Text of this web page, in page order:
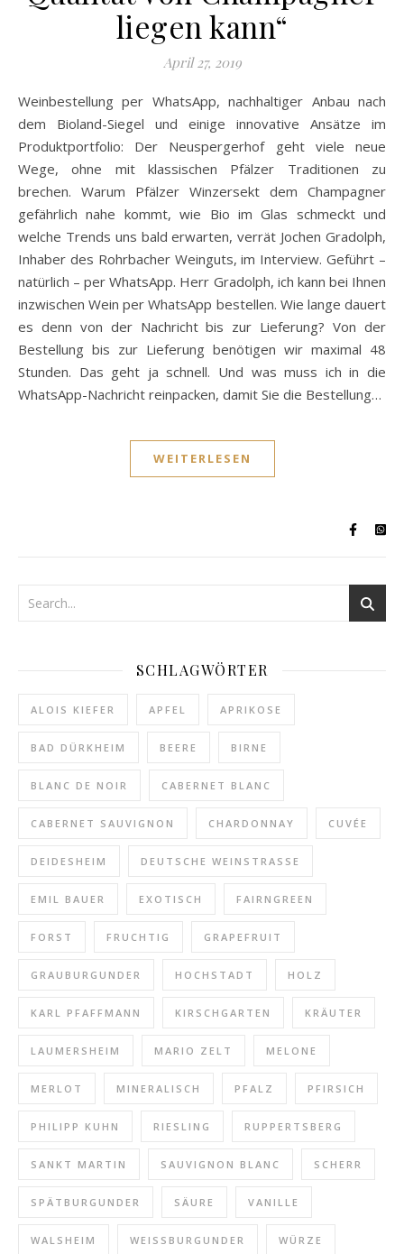
liegen kann“
April 27, 2019
Weinbestellung per WhatsApp, nachhaltiger Anbau nach
dem Bioland-Siegel und einige innovative Ansätze im
Produktportfolio: Der Neuspergerhof geht viele neue
Wege, ohne mit klassischen Pfälzer Traditionen zu
brechen. Warum Pfälzer Winzersekt dem Champagner
gefährlich nahe kommt, wie Bio im Glas schmeckt und
welche Trends uns bald erwarten, verrät Jochen Gradolph,
Inhaber des Rohrbacher Weinguts, im Interview. Geführt –
natürlich – per WhatsApp. Herr Gradolph, ich kann bei Ihnen
inzwischen Wein per WhatsApp bestellen. Wie lange dauert
es denn von der Nachricht bis zur Lieferung? Von der
Bestellung bis zur Lieferung benötigen wir maximal 48
Stunden. Das geht ja schnell. Und was muss ich in die
WhatsApp-Nachricht reinpacken, damit Sie die Bestellung…
WEITERLESEN
SCHLAGWÖRTER
ALOIS KIEFER APFEL APRIKOSE
BAD DÜRKHEIM BEERE BIRNE
BLANC DE NOIR CABERNET BLANC
CABERNET SAUVIGNON CHARDONNAY CUVÉE
DEIDESHEIM DEUTSCHE WEINSTRASSE
EMIL BAUER EXOTISCH FAIRNGREEN
FORST FRUCHTIG GRAPEFRUIT
GRAUBURGUNDER HOCHSTADT HOLZ
KARL PFAFFMANN KIRSCHGARTEN KRÄUTER
LAUMERSHEIM MARIO ZELT MELONE
MERLOT MINERALISCH PFALZ PFIRSICH
PHILIPP KUHN RIESLING RUPPERTSBERG
SANKT MARTIN SAUVIGNON BLANC SCHERR
SPÄTBURGUNDER SÄURE VANILLE
WALSHEIM WEISSBURGUNDER WÜRZE